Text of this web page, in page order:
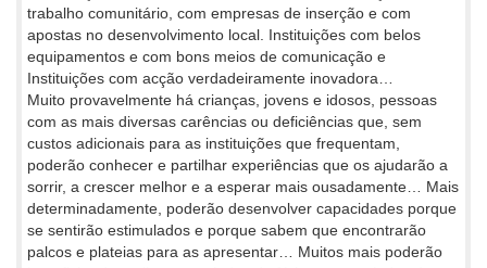
trabalho comunitário, com empresas de inserção e com
apostas no desenvolvimento local. Instituições com belos
equipamentos e com bons meios de comunicação e
Instituições com acção verdadeiramente inovadora…
Muito provavelmente há crianças, jovens e idosos, pessoas
com as mais diversas carências ou deficiências que, sem
custos adicionais para as instituições que frequentam,
poderão conhecer e partilhar experiências que os ajudarão a
sorrir, a crescer melhor e a esperar mais ousadamente… Mais
determinadamente, poderão desenvolver capacidades porque
se sentirão estimulados e porque sabem que encontrarão
palcos e plateias para as apresentar… Muitos mais poderão